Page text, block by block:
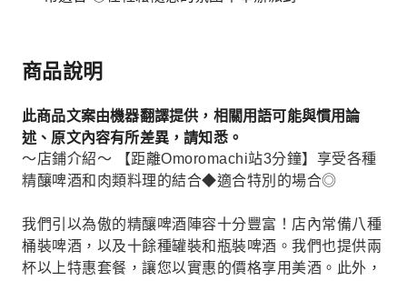
商品說明
此商品文案由機器翻譯提供，相關用語可能與慣用論
述、原文內容有所差異，請知悉。
～店鋪介紹～ 【距離Omoromachi站3分鐘】享受各種
精釀啤酒和肉類料理的結合◆適合特別的場合◎
我們引以為傲的精釀啤酒陣容十分豐富！店內常備八種
桶裝啤酒，以及十餘種罐裝和瓶裝啤酒。我們也提供兩
杯以上特惠套餐，讓您以實惠的價格享用美酒。此外，